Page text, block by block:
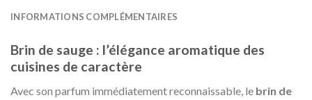
INFORMATIONS COMPLÉMENTAIRES
Brin de sauge : l’élégance aromatique des
cuisines de caractère
Avec son parfum immédiatement reconnaissable, le brin de